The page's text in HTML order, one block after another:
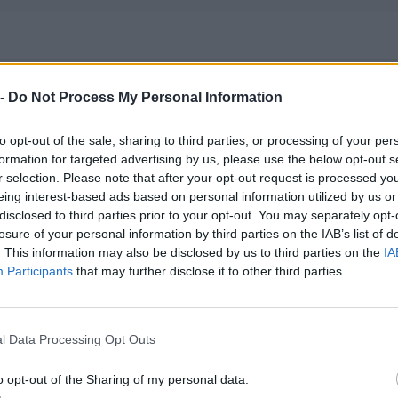
Do Not Process My Personal Information
opt-out of the sale, sharing to third parties, or processing of your
for targeted advertising by us, please use the below opt-out
selection. Please note that after your opt-out request is processed
interest-based ads based on personal information utilized by us
to third parties prior to your opt-out. You may separately
of your personal information by third parties on the IAB’s list of
This information may also be disclosed by us to third parties on the
Participants that may further disclose it to other third parties.
Data Processing Opt Outs
opt-out of the Sharing of my personal data.
risulta beneficiaria di 90 progetti finanziati con fondi
euro (cicli di programmazione 2014-2020, 2021-
CICLO
PUBBLICO
il Sistema Duale
PERCORSI SCOLASTICI
Ciclo di
programmazione
2014-2020
411.840
in materia di
Ciclo di
Ciclo di